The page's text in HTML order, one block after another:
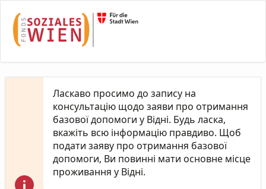
Ласкаво просимо до запису на
консультацію щодо заяви про отримання
базової допомоги у Відні. Будь ласка,
вкажіть всю інформацію правдиво. Щоб
подати заяву про отримання базової
допомоги, Ви повинні мати основне місце
проживання у Відні.